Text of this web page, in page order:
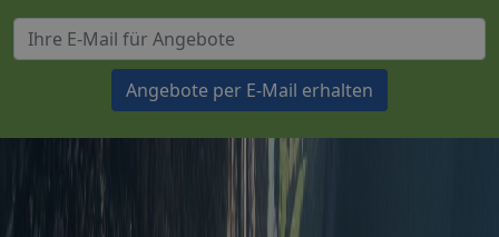
Angebote per E-Mail erhalten